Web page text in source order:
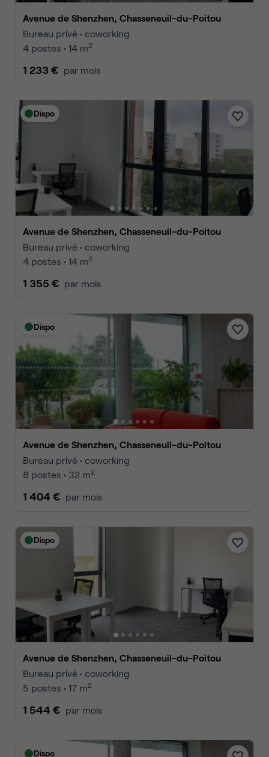
Avenue de Shenzhen, Chasseneuil-du-Poitou
Bureau privé • coworking
4 postes • 14 m2
1 233 € par mois
Dispo
Avenue de Shenzhen, Chasseneuil-du-Poitou
Bureau privé • coworking
4 postes • 14 m2
1 355 € par mois
Dispo
Avenue de Shenzhen, Chasseneuil-du-Poitou
Bureau privé • coworking
8 postes • 32 m2
1 404 € par mois
Dispo
Avenue de Shenzhen, Chasseneuil-du-Poitou
Bureau privé • coworking
5 postes • 17 m2
1 544 € par mois
Dispo